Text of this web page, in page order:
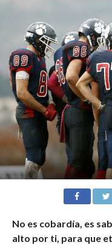
No es cobardía, es
alto por ti, para que